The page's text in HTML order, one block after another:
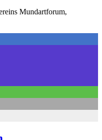
Mundartforum,